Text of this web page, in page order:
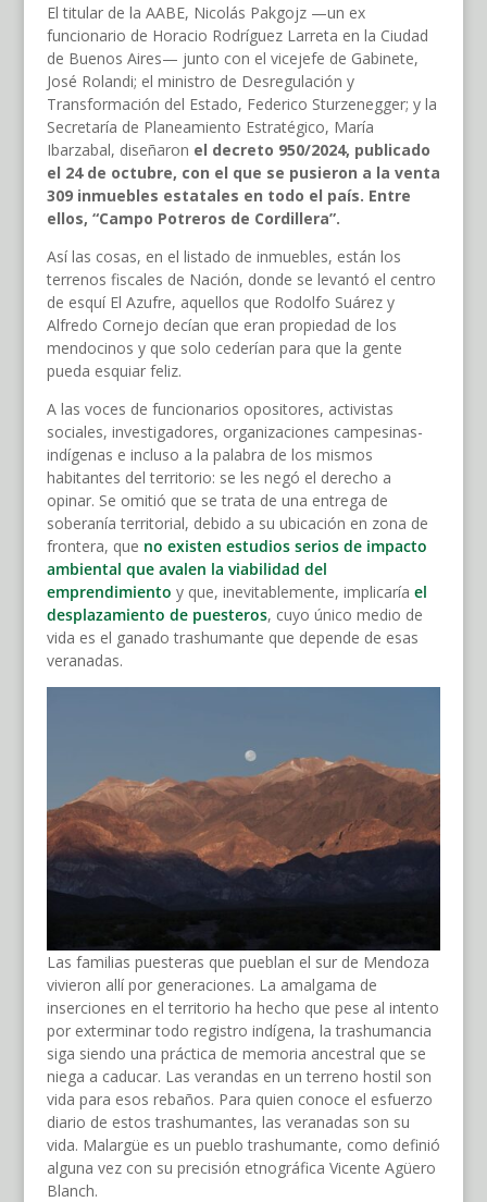
El titular de la AABE, Nicolás Pakgojz —un ex
funcionario de Horacio Rodríguez Larreta en la Ciudad
de Buenos Aires— junto con el vicejefe de Gabinete,
José Rolandi; el ministro de Desregulación y
Transformación del Estado, Federico Sturzenegger; y la
Secretaría de Planeamiento Estratégico, María
Ibarzabal, diseñaron el decreto 950/2024, publicado
el 24 de octubre, con el que se pusieron a la venta
309 inmuebles estatales en todo el país. Entre
ellos, “Campo Potreros de Cordillera”.
Así las cosas, en el listado de inmuebles, están los
terrenos fiscales de Nación, donde se levantó el centro
de esquí El Azufre, aquellos que Rodolfo Suárez y
Alfredo Cornejo decían que eran propiedad de los
mendocinos y que solo cederían para que la gente
pueda esquiar feliz.
A las voces de funcionarios opositores, activistas
sociales, investigadores, organizaciones campesinas-
indígenas e incluso a la palabra de los mismos
habitantes del territorio: se les negó el derecho a
opinar. Se omitió que se trata de una entrega de
soberanía territorial, debido a su ubicación en zona de
frontera, que no existen estudios serios de impacto
ambiental que avalen la viabilidad del
emprendimiento y que, inevitablemente, implicaría el
desplazamiento de puesteros, cuyo único medio de
vida es el ganado trashumante que depende de esas
veranadas.
Las familias puesteras que pueblan el sur de Mendoza
vivieron allí por generaciones. La amalgama de
inserciones en el territorio ha hecho que pese al intento
por exterminar todo registro indígena, la trashumancia
siga siendo una práctica de memoria ancestral que se
niega a caducar. Las verandas en un terreno hostil son
vida para esos rebaños. Para quien conoce el esfuerzo
diario de estos trashumantes, las veranadas son su
vida. Malargüe es un pueblo trashumante, como definió
alguna vez con su precisión etnográfica Vicente Agüero
Blanch.